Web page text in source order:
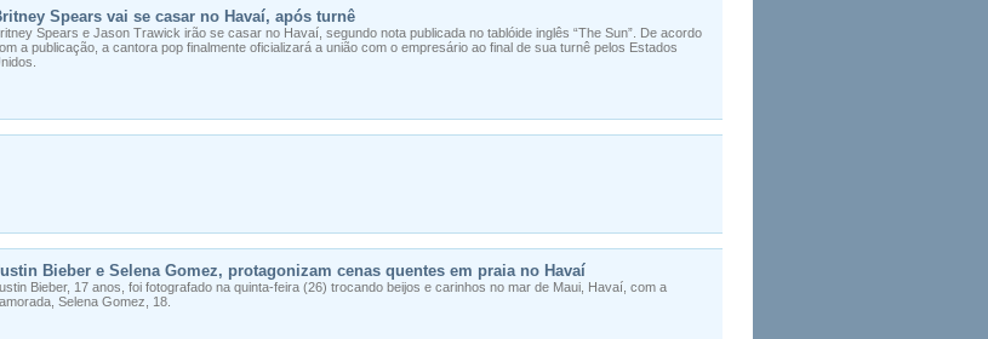
Spears vai se casar no Havaí, após turnê
Spears e Jason Trawick irão se casar no Havaí, segundo nota publicada no tablóide inglês “The Sun”. De acordo
a publicação, a cantora pop finalmente oficializará a união com o empresário ao final de sua turnê pelos Estados
Bieber e Selena Gomez, protagonizam cenas quentes em praia no Havaí
Bieber, 17 anos, foi fotografado na quinta-feira (26) trocando beijos e carinhos no mar de Maui, Havaí, com a
Selena Gomez, 18.